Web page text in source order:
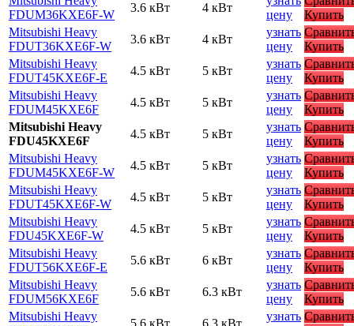
FDUM36KXE6F-W
3.6 кВт 4 кВт
цену
Купить
Mitsubishi Heavy
FDUT36KXE6F-W
3.6 кВт 4 кВт
узнать
цену
Купить
Mitsubishi Heavy
FDUT45KXE6F-E
4.5 кВт 5 кВт
узнать
цену
Купить
Mitsubishi Heavy
FDUM45KXE6F
4.5 кВт 5 кВт
узнать
цену
Купить
Mitsubishi Heavy
FDU45KXE6F
4.5 кВт 5 кВт
узнать
цену
Купить
Mitsubishi Heavy
FDUM45KXE6F-W
4.5 кВт 5 кВт
узнать
цену
Купить
Mitsubishi Heavy
FDUT45KXE6F-W
4.5 кВт 5 кВт
узнать
цену
Купить
Mitsubishi Heavy
FDU45KXE6F-W
4.5 кВт 5 кВт
узнать
цену
Купить
Mitsubishi Heavy
FDUT56KXE6F-E
5.6 кВт 6 кВт
узнать
цену
Купить
Mitsubishi Heavy
FDUM56KXE6F
5.6 кВт 6.3 кВт
узнать
цену
Купить
Mitsubishi Heavy
5.6 кВт 6.3 кВт
узнать